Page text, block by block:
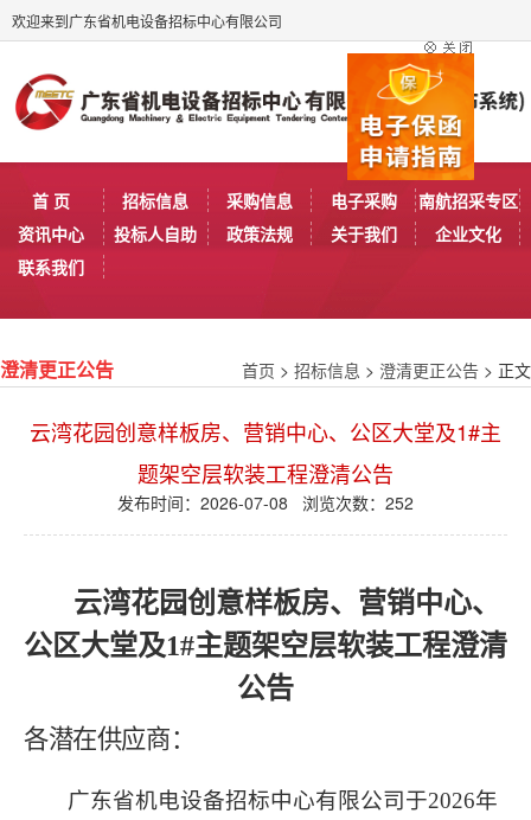
欢迎来到广东省机电设备招标中心有限公司
首 页 招标信息 采购信息 电子采购
南航招采专区
资讯中心
投标人自助 政策法规 关于我们
企业文化
联系我们
澄清更正公告 首页 > 招标信息 > 澄清更正公告 > 正文
云湾花园创意样板房、营销中心、公区大堂及1#主
题架空层软装工程澄清公告
发布时间：2026-07-08 浏览次数： 252
云湾花园创意样板房、营销中心、
公区大堂及1#主题架空层软装工程澄清
公告
各潜在供应商：
广东省机电设备招标中心有限公司于2026年